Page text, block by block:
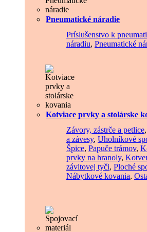
Pneumatické náradie
Príslušenstvo k
náradiu, Pneumatické
Kotviace prvky a stolárske
Závory, zástrče a petlice,
a závesy, Uholníkové
Špice, Papuče trámov,
prvky na hranoly,
závitovej tyči, Ploché
Nábytkové kovania,